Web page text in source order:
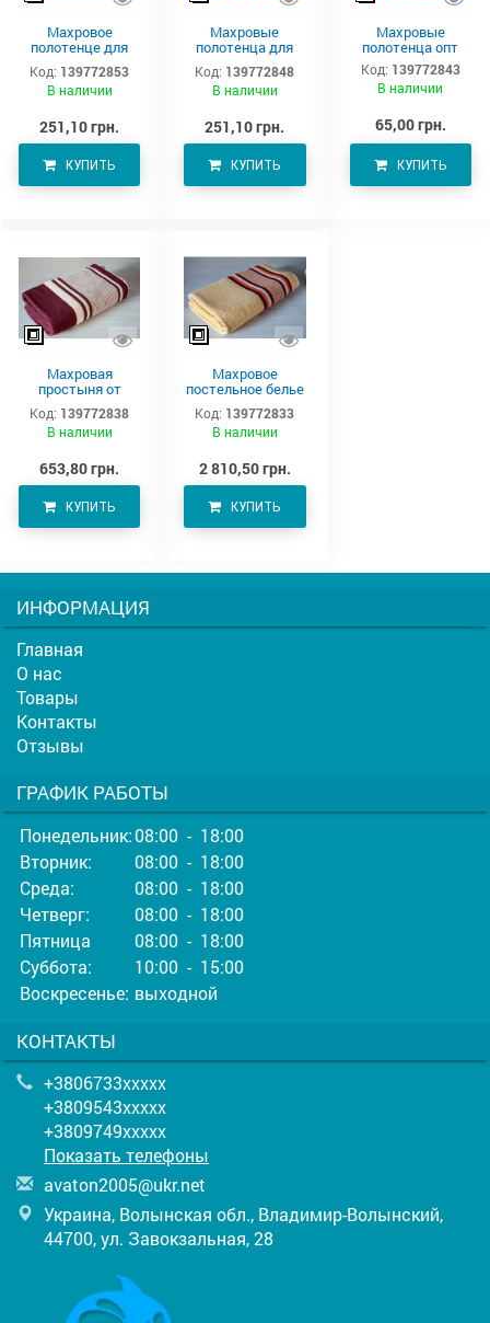
Махровое
полотенце для
тела 150х90 см
Код: 139772853
В наличии
251,10 грн.
КУПИТЬ
Махровые
полотенца для
тела –
производитель
Аватон
Код: 139772848
В наличии
251,10 грн.
КУПИТЬ
Махровые
полотенца опт
Код: 139772843
В наличии
65,00 грн.
КУПИТЬ
Махровая
простыня от
производителя
Аватон (220х190)
Код: 139772838
В наличии
653,80 грн.
КУПИТЬ
Махровое
постельное белье
220х190 см
Код: 139772833
В наличии
2 810,50 грн.
КУПИТЬ
ИНФОРМАЦИЯ
Главная
О нас
Товары
Контакты
Отзывы
ГРАФИК РАБОТЫ
Понедельник:08:00 - 18:00
Вторник:
08:00 - 18:00
Среда:
08:00 - 18:00
Четверг:
08:00 - 18:00
Пятница
08:00 - 18:00
Суббота:
10:00 - 15:00
Воскресенье: выходной
КОНТАКТЫ
+3806733xxxxx
+3809543xxxxx
+3809749xxxxx
Показать телефоны
avaton2005@ukr.net
Украина, Волынская обл., Владимир-Волынский,
44700, ул. Завокзальная, 28